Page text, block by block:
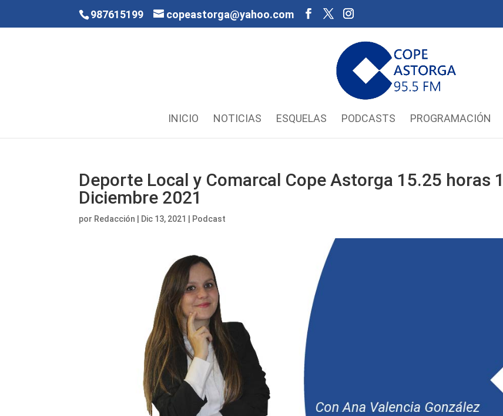
987615199 copeastorga@yahoo.com
INICIO NOTICIAS ESQUELAS PODCASTS PROGRAMACIÓN
Deporte Local y Comarcal Cope Astorga 15.25 horas
Diciembre 2021
por Redacción Dic 13, 2021 Podcast